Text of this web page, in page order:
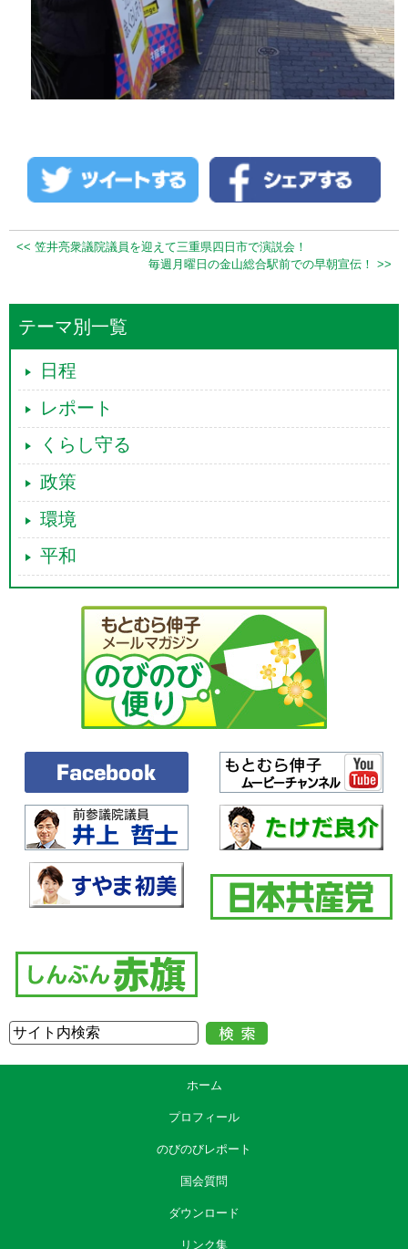
<< 笠井亮衆議院議員を迎えて三重県四日市で演説会！
毎週月曜日の金山総合駅前での早朝宣伝！ >>
テーマ別一覧
日程
レポート
くらし守る
政策
環境
平和
ホーム
プロフィール
のびのびレポート
国会質問
ダウンロード
リンク集